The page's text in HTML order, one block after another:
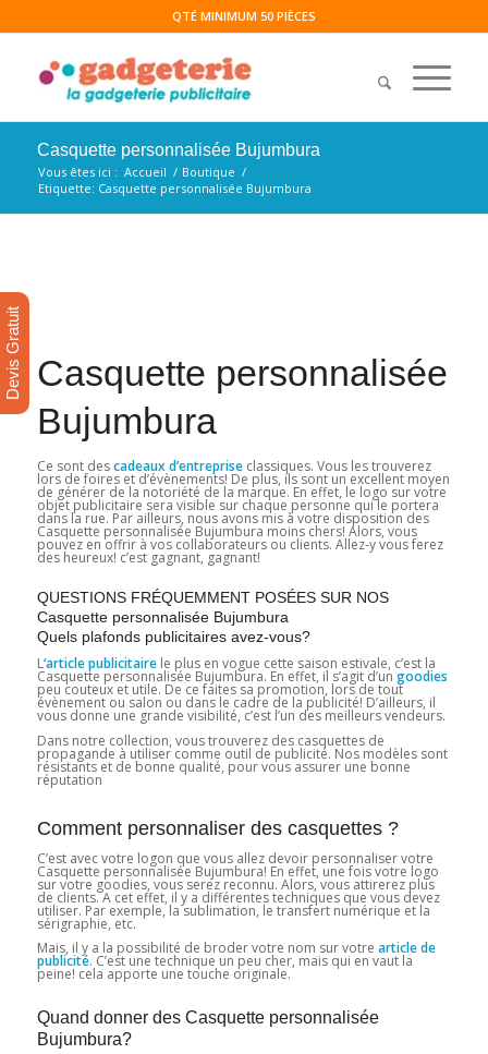
QTÉ MINIMUM 50 PIÈCES
Casquette personnalisée Bujumbura
Vous êtes ici : Accueil / Boutique /
Etiquette: Casquette personnalisée Bujumbura
Casquette personnalisée
Bujumbura
Ce sont descadeaux d’entrepriseclassiques. Vous les trouverez
lors de foires et d’évènements! De plus, ils sont un excellent moyen
de générer de la notoriété de la marque. En effet, le logo sur votre
objet publicitaire sera visible sur chaque personne qui le portera
dans la rue. Par ailleurs, nous avons mis à votre disposition des
Casquette personnalisée Bujumbura moins chers! Alors, vous
pouvez en offrir à vos collaborateurs ou clients. Allez-y vous ferez
des heureux! c’est gagnant, gagnant!
QUESTIONS FRÉQUEMMENT POSÉES SUR NOS
Casquette personnalisée Bujumbura
Quels plafonds publicitaires avez-vous?
L‘article publicitairele plus en vogue cette saison estivale, c’est la
Casquette personnalisée Bujumbura. En effet, il s’agit d’un goodies
peu couteux et utile. De ce faites sa promotion, lors de tout
évènement ou salon ou dans le cadre de la publicité! D’ailleurs, il
vous donne une grande visibilité, c’est l’un des meilleurs vendeurs.
Dans notre collection, vous trouverez des casquettes de
propagande à utiliser comme outil de publicité. Nos modèles sont
résistants et de bonne qualité, pour vous assurer une bonne
réputation
Comment personnaliser des casquettes ?
C’est avec votre logon que vous allez devoir personnaliser votre
Casquette personnalisée Bujumbura! En effet, une fois votre logo
sur votre goodies, vous serez reconnu. Alors, vous attirerez plus
de clients. A cet effet, il y a différentes techniques que vous devez
utiliser. Par exemple, la sublimation, le transfert numérique et la
sérigraphie, etc.
Mais, il y a la possibilité de broder votre nom sur votre article de
publicité. C’est une technique un peu cher, mais qui en vaut la
peine! cela apporte une touche originale.
Quand donner des Casquette personnalisée
Bujumbura?
Devis Gratuit